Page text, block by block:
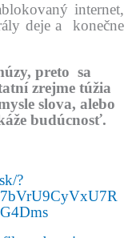
internet,
deje a konečne
preto sa
zrejme túžia
slova, alebo
budúcnosť.
?